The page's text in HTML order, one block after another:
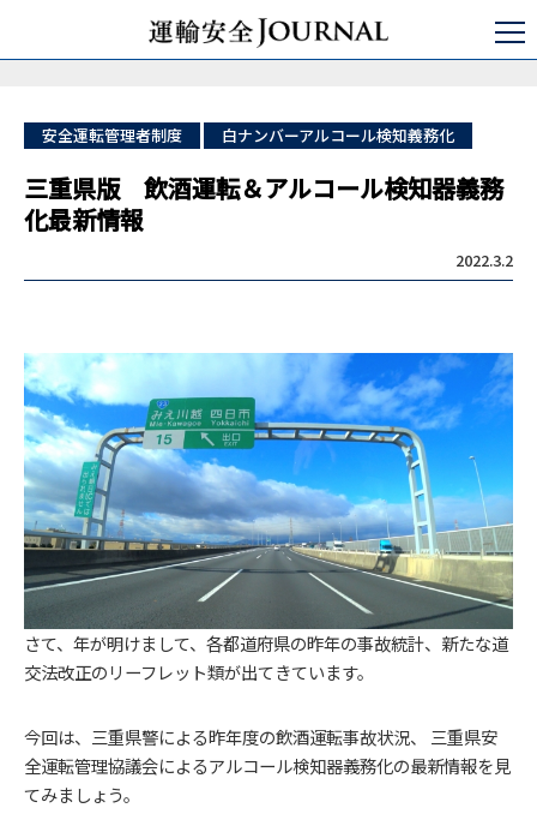
日本の運輸安全
一般企業
三重県版 飲酒運転＆アルコール検知器義務化最新情報
安全運転管理者制度 白ナンバーアルコール検知義務化
三重県版 飲酒運転＆アルコール検知器義務
化最新情報
2022.3.2
さて、年が明けまして、各都道府県の昨年の事故統計、新たな道
交法改正のリーフレット類が出てきています。
今回は、三重県警による昨年度の飲酒運転事故状況、 三重県安
全運転管理協議会によるアルコール検知器義務化の最新情報を見
てみましょう。